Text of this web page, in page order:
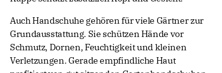
Auch Handschuhe gehören für viele Gärtner zur
Grundausstattung. Sie schützen Hände vor
Schmutz, Dornen, Feuchtigkeit und kleinen
Verletzungen. Gerade empfindliche Haut